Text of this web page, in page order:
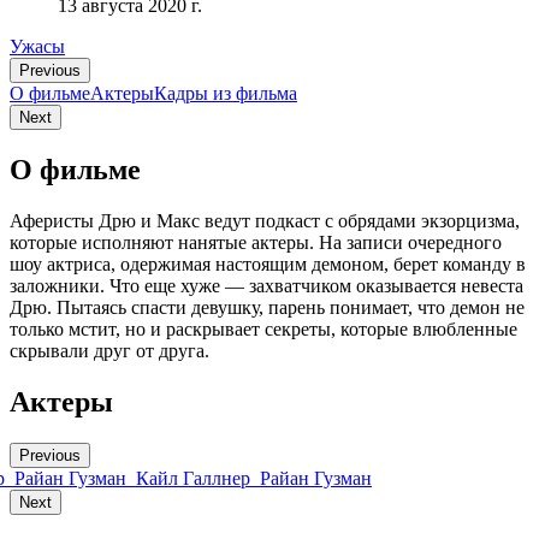
13 августа 2020 г.
Ужасы
Previous
О фильмеАктерыКадры из фильмa
Next
О фильме
Аферисты Дрю и Макс ведут подкаст с обрядами экзорцизма,
которые исполняют нанятые актеры. На записи очередного
шоу актриса, одержимая настоящим демоном, берет команду в
заложники. Что еще хуже — захватчиком оказывается невеста
Дрю. Пытаясь спасти девушку, парень понимает, что демон не
только мстит, но и раскрывает секреты, которые влюбленные
скрывали друг от друга.
Актеры
Previous
Райан Гузман Кайл Галлнер Райан Гузман
Next